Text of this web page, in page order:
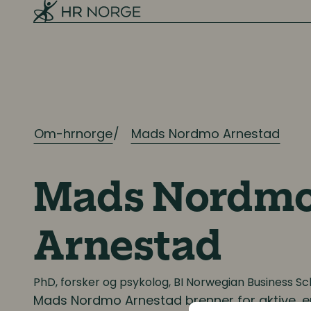
Ressursplanlegging
Kompetanse- og talentledelse
Kompetanseutvikling
Lederutvikling
Om-hrnorge Mads Nordmo Arnestad
Mads
Arnestad
PhD, forsker og psykolog, BI Norwegian Business
Mads Nordmo Arnestad brenner for aktive,